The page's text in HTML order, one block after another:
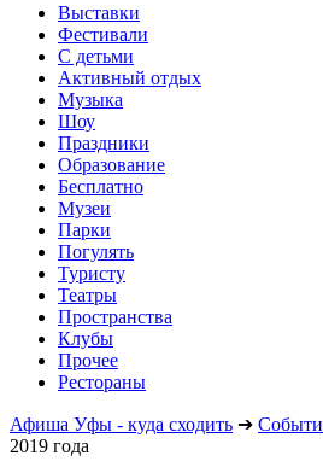
Выставки
Фестивали
С детьми
Активный отдых
Музыка
Шоу
Праздники
Образование
Бесплатно
Музеи
Парки
Погулять
Туристу
Театры
Пространства
Клубы
Прочее
Рестораны
Афиша Уфы - куда сходить ➔
2019 года